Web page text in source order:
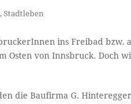
,Stadtleben
ins Freibad bzw.
Osten von Innsbruck. Doch
die Baufirma G.